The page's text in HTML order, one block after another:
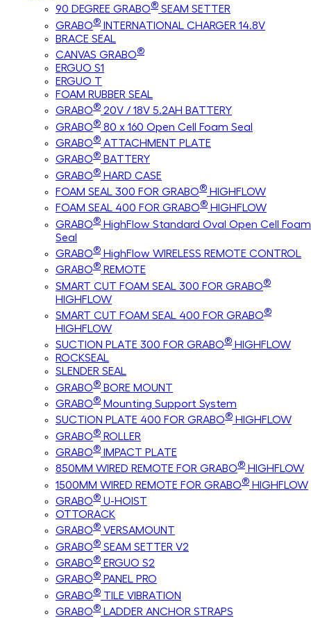
90 DEGREE GRABO® SEAM SETTER
GRABO® INTERNATIONAL CHARGER 14.8V
BRACE SEAL
CANVAS GRABO®
ERGUO S1
ERGUO T
FOAM RUBBER SEAL
GRABO® 20V / 18V 5.2AH BATTERY
GRABO® 80 x 160 Open Cell Foam Seal
GRABO® ATTACHMENT PLATE
GRABO® BATTERY
GRABO® HARD CASE
FOAM SEAL 300 FOR GRABO® HIGHFLOW
FOAM SEAL 400 FOR GRABO® HIGHFLOW
GRABO® HighFlow Standard Oval Open Cell Foam
Seal
GRABO® HighFlow WIRELESS REMOTE CONTROL
GRABO® REMOTE
SMART CUT FOAM SEAL 300 FOR GRABO®
HIGHFLOW
SMART CUT FOAM SEAL 400 FOR GRABO®
HIGHFLOW
SUCTION PLATE 300 FOR GRABO® HIGHFLOW
ROCKSEAL
SLENDER SEAL
GRABO® BORE MOUNT
GRABO® Mounting Support System
SUCTION PLATE 400 FOR GRABO® HIGHFLOW
GRABO® ROLLER
GRABO® IMPACT PLATE
850MM WIRED REMOTE FOR GRABO® HIGHFLOW
1500MM WIRED REMOTE FOR GRABO® HIGHFLOW
GRABO® U-HOIST
OTTORACK
GRABO® VERSAMOUNT
GRABO® SEAM SETTER V2
GRABO® ERGUO S2
GRABO® PANEL PRO
GRABO® TILE VIBRATION
GRABO® LADDER ANCHOR STRAPS